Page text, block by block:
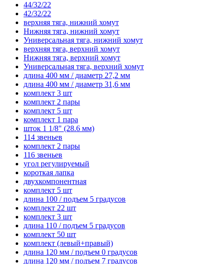
44/32/22
42/32/22
верхняя тяга, нижний хомут
Нижняя тяга, нижний хомут
Универсальная тяга, нижний хомут
верхняя тяга, верхний хомут
Нижняя тяга, верхний хомут
Универсальная тяга, верхний хомут
длина 400 мм / диаметр 27,2 мм
длина 400 мм / диаметр 31,6 мм
комплект 3 шт
комплект 2 пары
комплект 5 шт
комплект 1 пара
шток 1 1/8" (28.6 мм)
114 звеньев
комплект 2 пары
116 звеньев
угол регулируемый
короткая лапка
двухкомпонентная
комплект 5 шт
длина 100 / подъем 5 градусов
комплект 22 шт
комплект 3 шт
длина 110 / подъем 5 градусов
комплект 50 шт
комплект (левый+правый)
длина 120 мм / подъем 0 градусов
длина 120 мм / подъем 7 градусов